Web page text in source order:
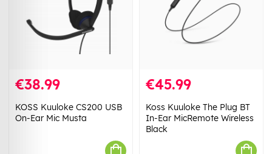
€38.99
KOSS Kuuloke CS200 USB
On-Ear Mic Musta
€45.99
Koss Kuuloke The Plug BT
In-Ear MicRemote Wireless
Black